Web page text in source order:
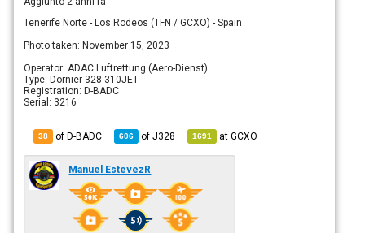
Tenerife Norte - Los Rodeos (TFN / GCXO) - Spain
Photo taken: November 15, 2023
Operator: ADAC Luftrettung (Aero-Dienst)
Type: Dornier 328-310JET
Registration: D-BADC
Serial: 3216
38 of D-BADC 606 ofJ328 1691 atGCXO
Manuel EstevezR